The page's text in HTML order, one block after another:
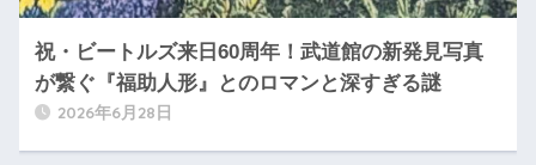
祝・ビートルズ来日60周年！武道館の新発見写真
が繋ぐ『福助人形』とのロマンと深すぎる謎
2026年6月28日